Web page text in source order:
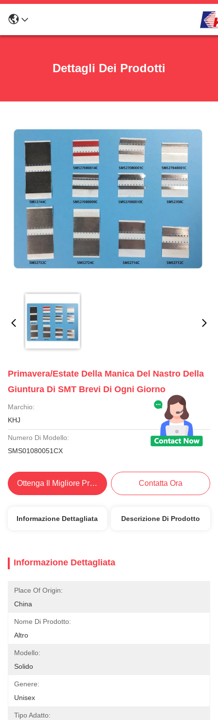
Dettagli Dei Prodotti
Primavera/estate Della Manica Del Nastro Della
Giuntura Di SMT Brevi Di Ogni Giorno
Marchio:
KHJ
Numero Di Modello:
SMS01080051CX
Ottenga Il Migliore Prezzo Contatta Ora
Informazione Dettagliata Descrizione Di Prodotto
Informazione Dettagliata
Place Of Origin:
China
Nome Di Prodotto:
Altro
Modello:
Solido
Genere:
Unisex
Tipo Adatto: